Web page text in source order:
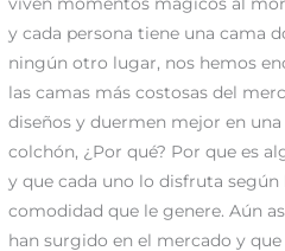
y cada persona tiene una cama
ningún otro lugar, nos hemos
las camas más costosas del
diseños y duermen mejor en
colchón, ¿Por qué? Por que es
y que cada uno lo disfruta según
comodidad que le genere. Aún
han surgido en el mercado y